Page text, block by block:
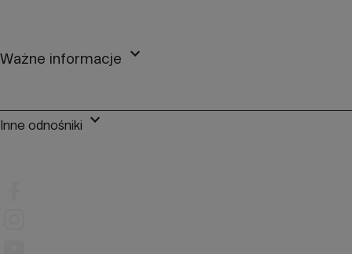
Ważne informacje keyboard_arrow_down
Inne odnośniki keyboard_arrow_down